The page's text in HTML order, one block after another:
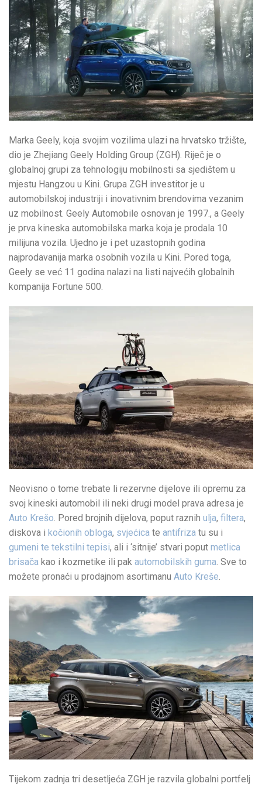
Marka Geely, koja svojim vozilima ulazi na hrvatsko tržište,
dio je Zhejiang Geely Holding Group (ZGH). Riječ je o
globalnoj grupi za tehnologiju mobilnosti sa sjedištem u
mjestu Hangzou u Kini. Grupa ZGH investitor je u
automobilskoj industriji i inovativnim brendovima vezanim
uz mobilnost. Geely Automobile osnovan je 1997., a Geely
je prva kineska automobilska marka koja je prodala 10
milijuna vozila. Ujedno je i pet uzastopnih godina
najprodavanija marka osobnih vozila u Kini. Pored toga,
Geely se već 11 godina nalazi na listi najvećih globalnih
kompanija Fortune 500.
Neovisno o tome trebate li rezervne dijelove ili opremu za
svoj kineski automobil ili neki drugi model prava adresa je
Auto Krešo. Pored brojnih dijelova, poput raznih ulja, filtera,
diskova i kočionih obloga, svjećica te antifriza tu su i
gumeni te tekstilni tepisi, ali i ‘sitnije’ stvari poput metlica
brisača kao i kozmetike ili pak automobilskih guma. Sve to
možete pronaći u prodajnom asortimanu Auto Kreše.
Tijekom zadnja tri desetljeća ZGH je razvila globalni portfelj